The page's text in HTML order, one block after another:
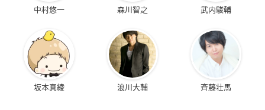
中村悠一 森川智之 武内駿輔
坂本真綾 浪川大輔 斉藤壮馬